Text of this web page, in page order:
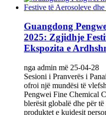
Guangdong
2025: Zgjidhje
Ekspozita e
nga admin më 25-04-28
Sesioni i Pranverës i
ofroi një mundësi të
Pengwei Fine Chemical
blerësit globalë dhe për
produktet e kujdesit